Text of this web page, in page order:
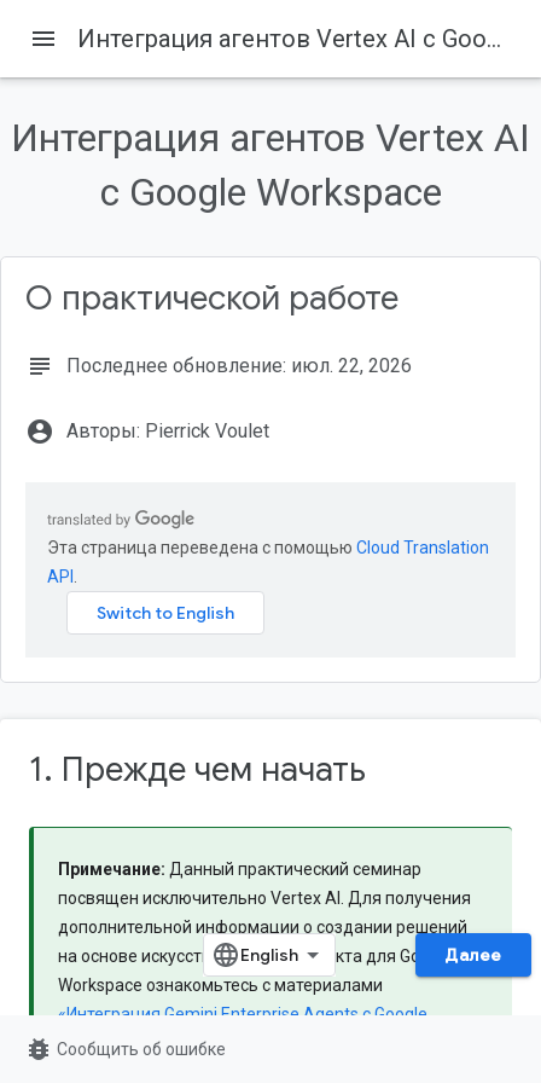
Содержание
Что такое Vertex AI?
Что такое Google Workspace?
Что вы построите
menu Интеграция агентов Vertex AI с Google Workspace
Интеграция агентов Vertex AI
с Google Workspace
О практической работе
subject Последнее обновление: июл. 22, 2026
account_circle Авторы: Pierrick Voulet
Эта страница переведена с помощью Cloud Translation
API
1. Прежде чем начать
Примечание: Данный практический семинар
посвящен исключительно Vertex AI. Для получения
дополнительной информации о создании решений
на основе искусственного интеллекта для Google
Workspace ознакомьтесь с материалами
«Интеграция Gemini Enterprise Agents с Google
Workspace»и«Создание решений с использованием
Далее
bug_report Сообщить об ошибке